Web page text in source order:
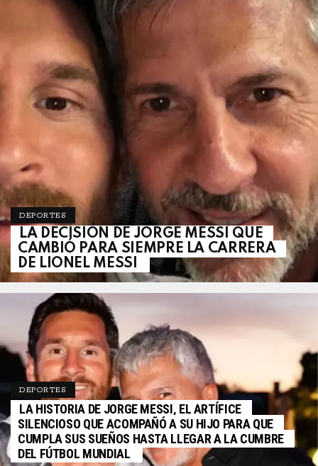
DEPORTES
LA DECISIÓN DE JORGE MESSI QUE
CAMBIÓ PARA SIEMPRE LA CARRERA
DE LIONEL MESSI
DEPORTES
LA HISTORIA DE JORGE MESSI, EL ARTÍFICE
SILENCIOSO QUE ACOMPAÑÓ A SU HIJO PARA QUE
CUMPLA SUS SUEÑOS HASTA LLEGAR A LA CUMBRE
DEL FÚTBOL MUNDIAL